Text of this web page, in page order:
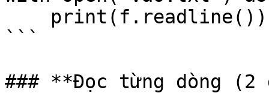
```
### **Đọc từng dòng (2